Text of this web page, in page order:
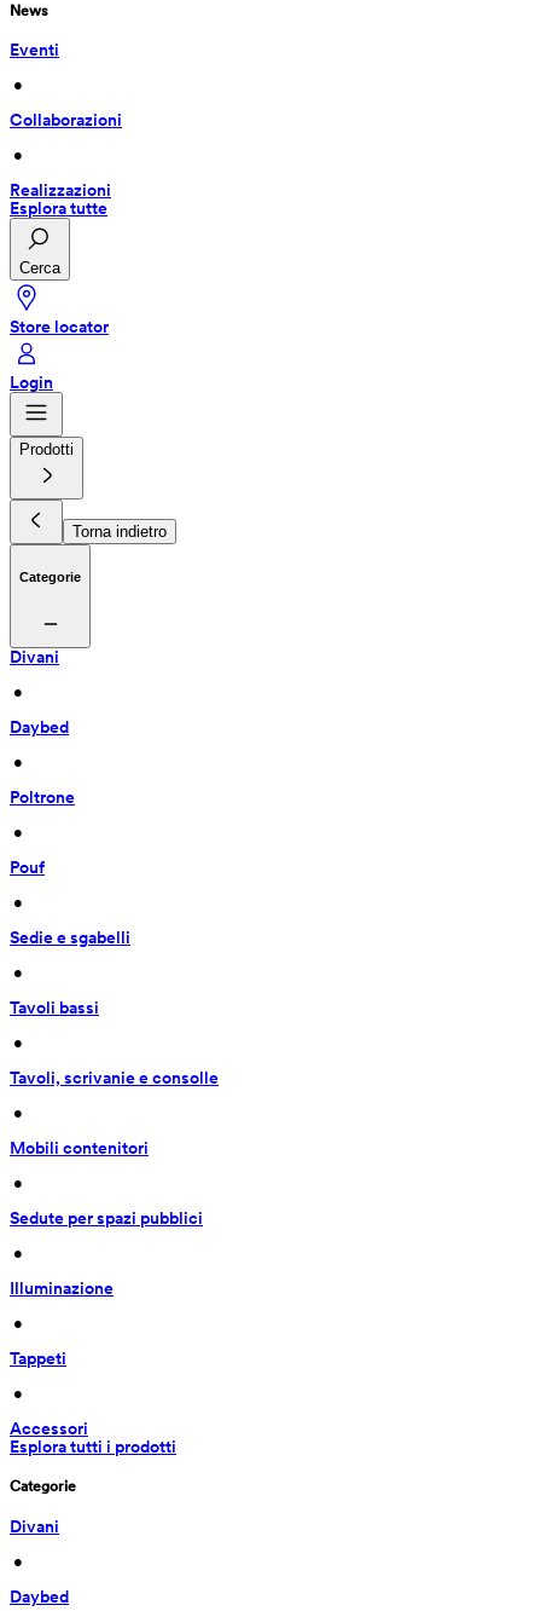
News
Eventi
•
Collaborazioni
•
Realizzazioni
Esplora tutte
Cerca
Store locator
Login
Prodotti
Torna indietro
Categorie
Divani
•
Daybed
•
Poltrone
•
Pouf
•
Sedie e sgabelli
•
Tavoli bassi
•
Tavoli, scrivanie e consolle
•
Mobili contenitori
•
Sedute per spazi pubblici
•
Illuminazione
•
Tappeti
•
Accessori
Esplora tutti i prodotti
Categorie
Divani
•
Daybed